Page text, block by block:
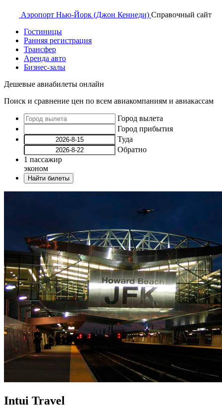
Аэропорт Нью-Йорк (Джон Кеннеди) Справочный сайт
Гостиницы
Ранняя регистрация
Трансфер
Аренда авто
Бизнес-залы
Дешевые авиабилеты онлайн
Поиск и сравнение цен по всем авиакомпаниям и авиакассам
Город вылета
Город прибытия
Туда
Обратно
1 пассажир
эконом
Найти билеты
Intui Travel